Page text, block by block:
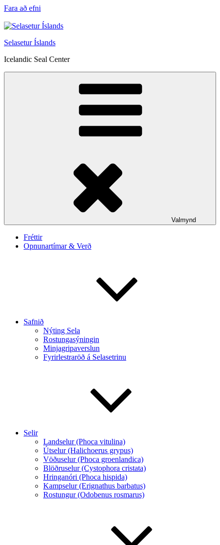
Fara að efni
Selasetur Íslands
Icelandic Seal Center
Valmynd
Fréttir
Opnunartímar & Verð
Safnið
Nýting Sela
Rostungasýningin
Minjagripaverslun
Fyrirlestraröð á Selasetrinu
Selir
Landselur (Phoca vitulina)
Útselur (Halichoerus grypus)
Vöðuselur (Phoca groenlandica)
Blöðruselur (Cystophora cristata)
Hringanóri (Phoca hispida)
Kampselur (Erignathus barbatus)
Rostungur (Odobenus rosmarus)